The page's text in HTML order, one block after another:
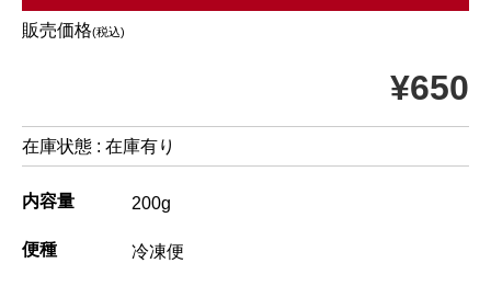
販売価格(税込)
¥650
在庫状態 : 在庫有り
内容量 200g
便種 冷凍便